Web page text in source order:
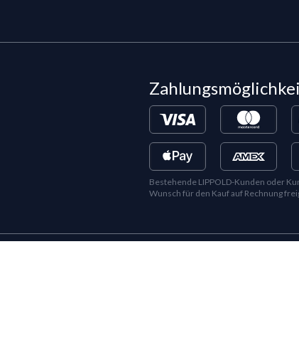
Bestehende LIPPOLD-Kunden oder
Wunsch für den Kauf auf Rechnung